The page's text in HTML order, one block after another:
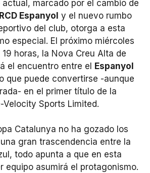
marcado por el cambio de
RCD Espanyol y el nuevo rumbo
del club, otorga a esta
especial. El próximo miércoles
horas, la Nova Creu Alta de
el encuentro entre el Espanyol
que puede convertirse -aunque
en el primer título de la
Velocity Sports Limited.
Catalunya no ha gozado los
gran trascendencia entre la
todo apunta a que en esta
equipo asumirá el protagonismo.